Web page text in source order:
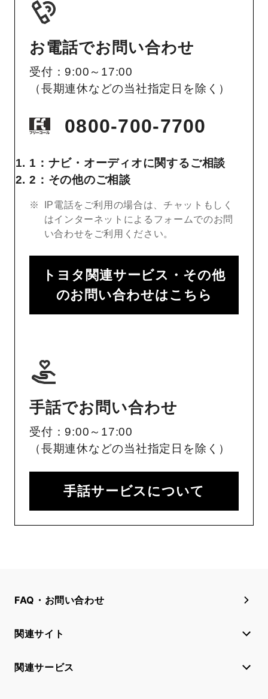
お電話でお問い合わせ
受付：9:00～17:00
（長期連休などの当社指定日を除く）
0800-700-7700
1：ナビ・オーディオに関するご相談
2：その他のご相談
IP電話をご利用の場合は、チャットもしく
はインターネットによるフォームでのお問
い合わせをご利用ください。
トヨタ関連サービス・その他
のお問い合わせはこちら
手話でお問い合わせ
受付：9:00～17:00
（長期連休などの当社指定日を除く）
手話サービスについて
FAQ・お問い合わせ
関連サイト
関連サービス